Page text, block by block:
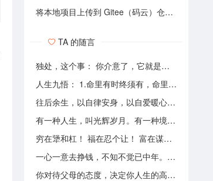
将本地项目上传到 Gitee（码云）仓库，操作步骤说明文档
TA 的随言
独处，这个事： 你介意了，它就是孤独。 你享受了，它就是自由。
人生九悟： 1.命里有时终须有，命里无时莫强求。 2.世上本无事槦人自扰之。 3.睡前原谅一切，醒来不问过往。 4.平安健康是财富，无病无灾。 5.人心换人心，换不来就转身。 6.看破不说破，看透不说透。 7.得意时看淡，失意时看开。 8.知足常乐，一切随缘。 9.人生本过客，何须执着。
往后余生，以自律安身，以自爱暖心，向阳而行，不负自己，活成自己喜欢的模样！
有一种人生，叫光辉岁月。有一种境界，叫海阔天空。有一种心态，叫不可一世。 有一种亲情，叫真的爱你。有一种乡音，叫农民。 有一种爱情，叫喜欢你。 有一种路途，叫灰色轨迹。 有一种知己，叫情人。有一种情结，叫长城。 有一种和平，叫AMANI。 有一种行动，叫不再犹豫。 有一种父爱，叫大地。有一种孤独，叫冷雨夜。 有一种伤心，叫无尽空虚。 有一种无奈，叫岁月无声。有一种信仰，叫再见理想。有一种童真，叫月光光。有一种力量，叫冲开一切。有一种坚强，叫午夜怨曲。有一种感慨，叫谁伴我闯荡。 有一种坦然，叫无悔这一生。有一种思念，叫遥望。有一个歌手，叫黄家驹。 有一支乐队，叫BEYOND。三十多年，一晃而过！精神永留心间，致敬家驹！！
穷在犟和杠！ 福在忍个让！ 富在谋和思！ 悔在怒和狂！
一心一意去挣钱，不知不觉已中年。 半生奔波少清闲，午夜孤枕难入眠。 青山不老我不闲，一生忙碌为油盐。 风风雨雨几十载，转眼黄土埋胸前。 我笑青山颜不变，青山笑我已暮年。 如牛到老不得闲，得闲已与山共眠。 半生风雨半生寒，一杯浊酒敬流年。 回首过往半生路，七分酸楚三分甜。 岁月赠我两鬓霜，红尘赐我一身伤。 尝遍人间千般苦，颜衰依旧笑夕阳。
你对待父母的态度，决定你人生的高度。当你能力配不上你的欲望的时候，要学会控制欲望，并对自己的能力有认知、对自己的消费有规划、对自己的欲望有克制。